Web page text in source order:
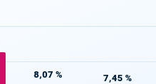
8,07 % 7,45 %